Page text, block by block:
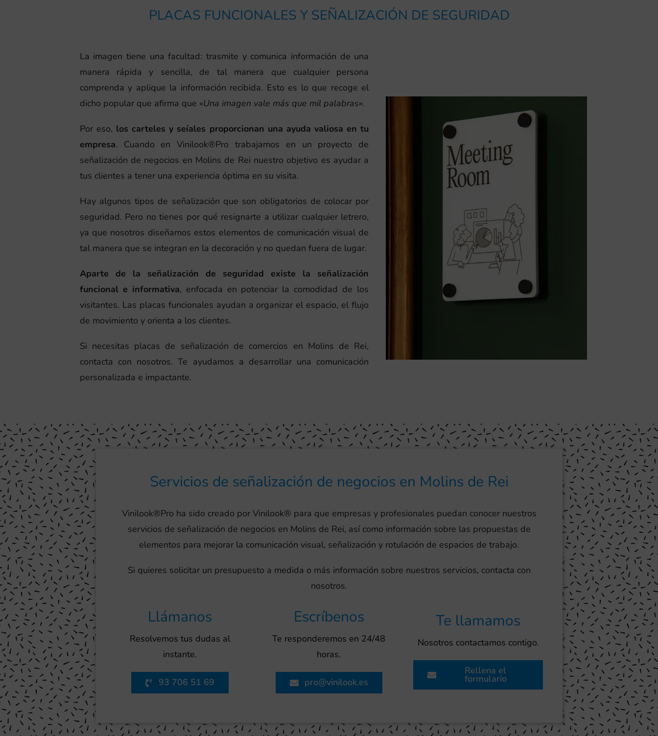
PLACAS FUNCIONALES Y SEÑALIZACIÓN DE SEGURIDAD
La imagen tiene una facultad: trasmite y comunica información de una
manera rápida y sencilla, de tal manera que cualquier persona
comprenda y aplique la información recibida. Esto es lo que recoge el
dicho popular que afirma que «Una imagen vale más que mil palabras».
Por eso, los carteles y seíales proporcionan una ayuda valiosa en tu
empresa. Cuando en Vinilook®Pro trabajamos en un proyecto de
señalización de negocios en Molins de Rei nuestro objetivo es ayudar a
tus clientes a tener una experiencia óptima en su visita.
Hay algunos tipos de señalización que son obligatorios de colocar por
seguridad. Pero no tienes por qué resignarte a utilizar cualquier letrero,
ya que nosotros diseñamos estos elementos de comunicación visual de
tal manera que se integran en la decoración y no quedan fuera de lugar.
Aparte de la señalización de seguridad existe la señalización
funcional e informativa, enfocada en potenciar la comodidad de los
visitantes. Las placas funcionales ayudan a organizar el espacio, el flujo
de movimiento y orienta a los clientes.
Si necesitas placas de señalización de comercios en Molins de Rei,
contacta con nosotros. Te ayudamos a desarrollar una comunicación
personalizada e impactante.
Servicios de señalización de negocios en Molins de Rei
Vinilook®Pro ha sido creado por Vinilook® para que empresas y profesionales puedan conocer nuestros
servicios de señalización de negocios en Molins de Rei, así como información sobre las propuestas de
elementos para mejorar la comunicación visual, señalización y rotulación de espacios de trabajo.
Si quieres solicitar un presupuesto a medida o más información sobre nuestros servicios, contacta con
nosotros.
Llámanos
Resolvemos tus dudas al
instante.
93 706 51 69
Escríbenos
Te responderemos en 24/48
horas.
pro@vinilook.es
Te llamamos
Nosotros contactamos contigo.
Rellena el
formulario